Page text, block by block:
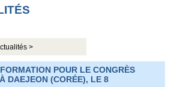
>
POUR LE CONGRÈS
DAEJEON (CORÉE), LE 8